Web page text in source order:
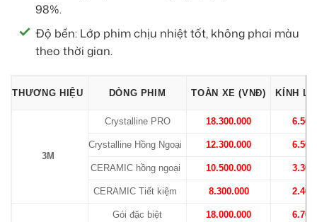
98%.
Độ bền: Lớp phim chịu nhiệt tốt, không phai màu
theo thời gian.
THƯƠNG HIỆU DÒNG PHIM TOÀN XE (VNĐ) KÍNH
3M
Crystalline PRO 18.300.000
Crystalline Hồng Ngoại 12.300.000
CERAMIC hồng ngoại 10.500.000
CERAMIC Tiết kiệm 8.300.000
Gói đặc biệt 18.000.000